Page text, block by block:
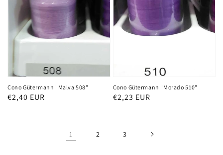
Cono Gütermann "Malva 508"
Precio
€2,40 EUR
Cono Gütermann "Morado 510"
Precio
€2,23 EUR
1 2 3